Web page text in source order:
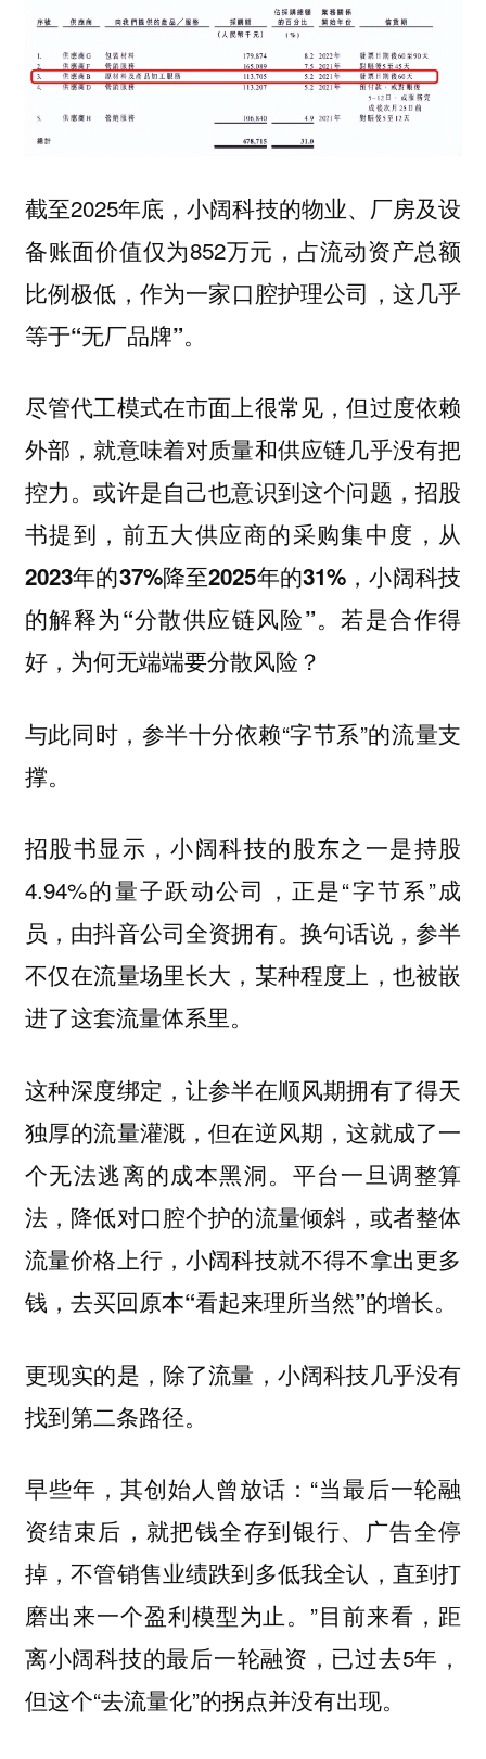
截至2025年底，小阔科技的物业、厂房及设
备账面价值仅为852万元，占流动资产总额
比例极低， 作为一家口腔护理公司，这几乎
等于“无厂品牌”。
尽管代工模式在市面上很常见，但过度依赖
外部，就意味着对质量和供应链几乎没有把
控力。或许是自己也意识到这个问题，招股
书提到，前五大供应商的采购集中度， 从
2023年的37%降至2025年的31%，小阔科技
的解释为“分散供应链风险”。若是合作得
好，为何无端端要分散风险？
与此同时，参半十分依赖“字节系”的流量支
撑。
招股书显示，小阔科技的股东之一是持股
4.94%的量子跃动公司，正是“字节系”成
员，由抖音公司全资拥有。换句话说，参半
不仅在流量场里长大，某种程度上，也被嵌
进了这套流量体系里。
这种深度绑定，让参半在顺风期拥有了得天
独厚的流量灌溉，但在逆风期，这就成了一
个无法逃离的成本黑洞。 平台一旦调整算
法，降低对口腔个护的流量倾斜，或者整体
流量价格上行，小阔科技就不得不拿出更多
钱，去买回原本“看起来理所当然”的增长。
更现实的是，除了流量，小阔科技几乎没有
找到第二条路径。
早些年，其创始人曾放话：“当最后一轮融
资结束后，就把钱全存到银行、广告全停
掉，不管销售业绩跌到多低我全认，直到打
磨出来一个盈利模型为止。”目前来看，距
离小阔科技的最后一轮融资，已过去5年，
但这个“去流量化”的拐点并没有出现。